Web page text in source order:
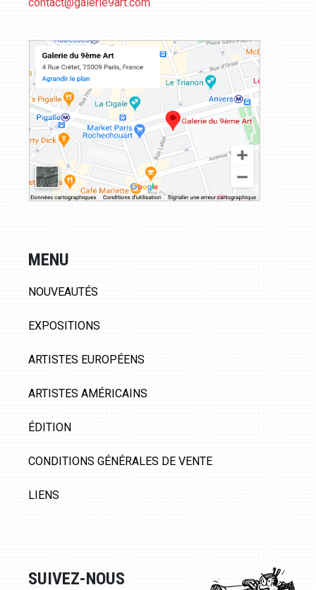
MENU
NOUVEAUTÉS
EXPOSITIONS
ARTISTES EUROPÉENS
ARTISTES AMÉRICAINS
ÉDITION
CONDITIONS GÉNÉRALES DE VENTE
LIENS
SUIVEZ-NOUS